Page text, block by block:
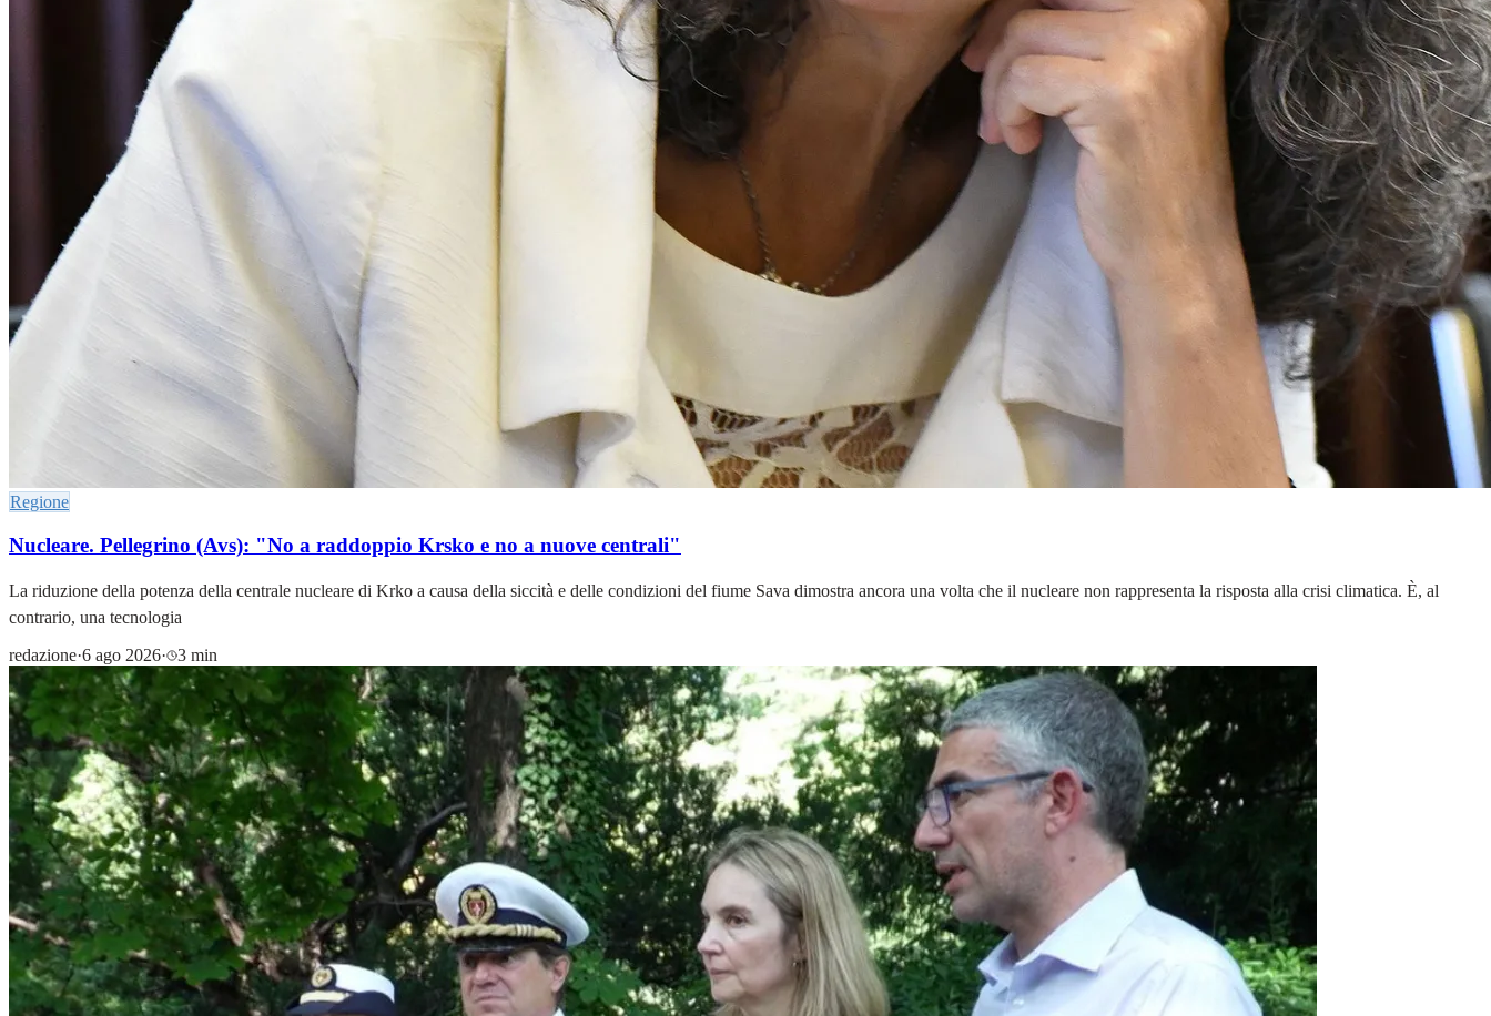
Regione
Nucleare. Pellegrino (Avs): "No a raddoppio Krsko e no a nuove centrali"
La riduzione della potenza della centrale nucleare di Krko a causa della siccità e delle condizioni del fiume Sava dimostra ancora una volta che il nucleare non rappresenta la risposta alla crisi climatica. È, al
contrario, una tecnologia
redazione·6 ago 2026· 3 min